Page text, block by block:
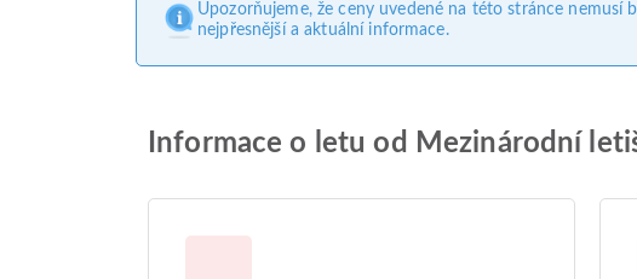
Upozorňujeme, že ceny uvedené na této stránce
nejpřesnější a aktuální informace.
Informace o letu od Mezinárodní